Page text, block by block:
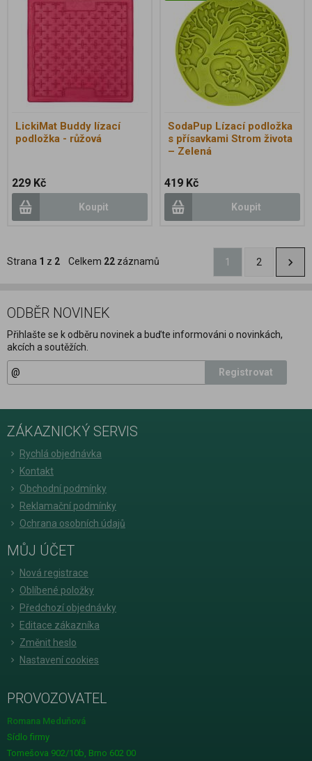
LickiMat Buddy lízací
podložka - růžová
229 Kč
Koupit
SodaPup Lízací podložka
s přísavkami Strom života
– Zelená
419 Kč
Koupit
Strana 1 z 2 Celkem 22 záznamů 1 2
ODBĚR NOVINEK
Přihlašte se k odběru novinek a buďte informováni o novinkách,
akcích a soutěžích.
Registrovat
ZÁKAZNICKÝ SERVIS
Rychlá objednávka
Kontakt
Obchodní podmínky
Reklamační podmínky
Ochrana osobních údajů
MŮJ ÚČET
Nová registrace
Oblíbené položky
Předchozí objednávky
Editace zákazníka
Změnit heslo
Nastavení cookies
PROVOZOVATEL
Romana Meduňová
Sídlo firmy
Tomešova 902/10b, Brno 602 00